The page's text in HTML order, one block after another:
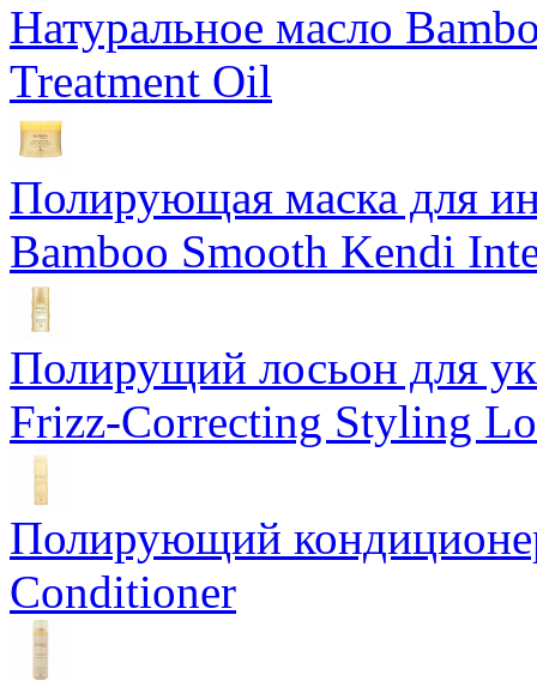
Натуральное масло
Treatment Oil
Полирующая маска для
Bamboo Smooth Kendi
Полирущий лосьон для
Frizz-Correcting Styling
Полирующий
Conditioner